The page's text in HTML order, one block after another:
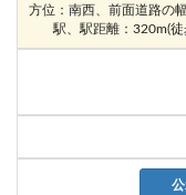
方位：南西、前面道路の
駅、駅距離：320m(